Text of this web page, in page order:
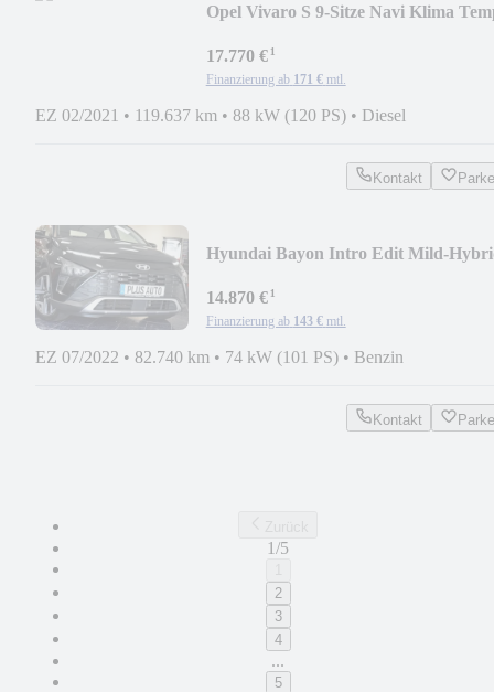
Opel Vivaro S 9-Sitze Navi Klima
17.770 €¹
Finanzierung ab 171 € mtl.
EZ 02/2021 • 119.637 km • 88 kW (120 PS) • Diesel
Kontakt
Hyundai Bayon Intro Edit Mild-
14.870 €¹
Finanzierung ab 143 € mtl.
EZ 07/2022 • 82.740 km • 74 kW (101 PS) • Benzin
Kontakt
1/5
2
3
4
...
5